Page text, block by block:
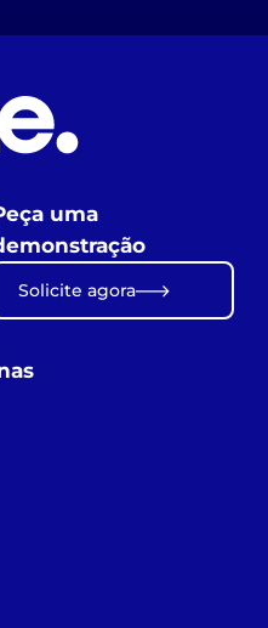
uma
Solicite agora